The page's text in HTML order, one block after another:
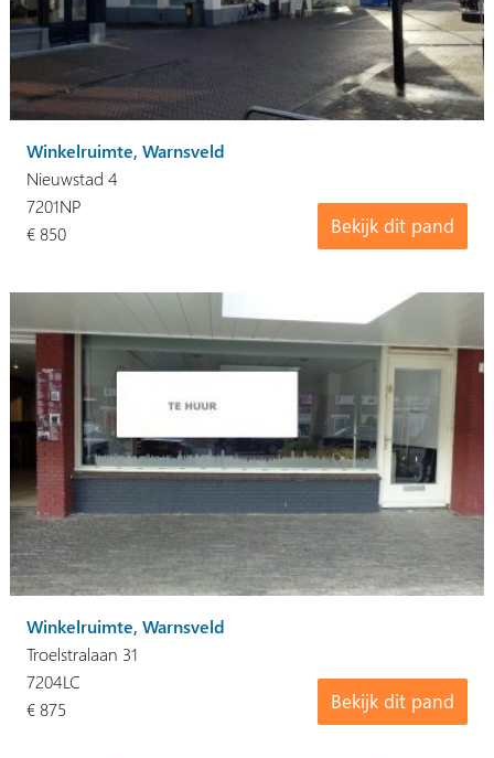
Winkelruimte, Warnsveld
Nieuwstad 4
Bekijk dit pand
7201NP
€ 850
Winkelruimte, Warnsveld
Troelstralaan 31
Bekijk dit pand
7204LC
€ 875